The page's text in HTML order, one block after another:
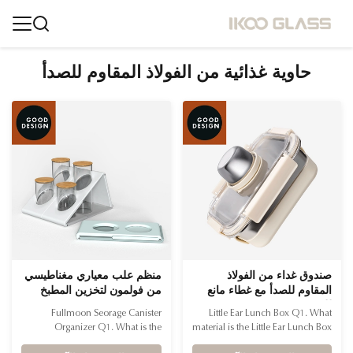
حاوية غذائية من الفولاذ المقاوم للصدأ
صندوق غداء من الفولاذ
المقاوم للصدأ مع غطاء مانع
Little Ear Lunch Box Q1. What
material is the Little Ear Lunch Box
منظم علب معياري مغناطيسي
من فولمون لتخزين المطبخ
Fullmoon Seorage Canister
Organizer Q1. What is the